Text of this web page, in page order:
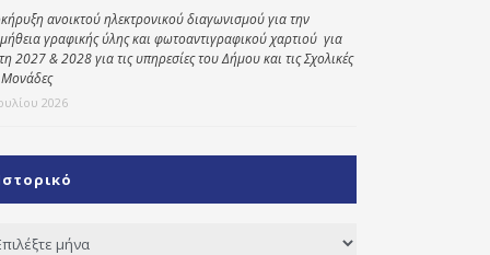
ανοικτού ηλεκτρονικού διαγωνισμού για την
γραφικής ύλης και φωτοαντιγραφικού χαρτιού για
2027 & 2028 για τις υπηρεσίες του Δήμου και τις Σχολικές
2026